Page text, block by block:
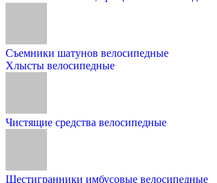
Съемники шатунов велосипедные
Хлысты велосипедные
Чистящие средства велосипедные
Шестигранники имбусовые велосипедные